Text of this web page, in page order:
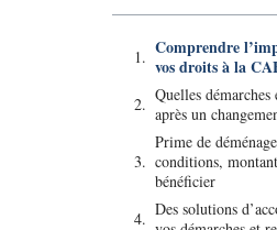
Comprendre
vos droits à la
Quelles
après un
Prime de
conditions,
bénéficier
Des solutions